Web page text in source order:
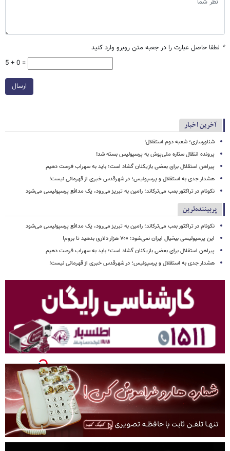
* لطفا حاصل عبارت را در جعبه متن روبرو وارد کنید
5 + 0 =
ارسال
آخرین اخبار
شناورسازی؛ شعبه دوم استقلال!
پرونده انتقال ستاره ملی‌پوش به پرسپولیس بسته شد!
پیراهن استقلال برای بعضی بازیکنان گشاد است؛ باید به سهراب فرصت دهیم
هشدار جدی به استقلال و پرسپولیس؛ در شهرقدس خبری از قهرمانی نیست!
نکونام در تراکتور بمب می‌ترکاند؛ رامین به تبریز می‌رود، یک مدافع پرسپولیسی می‌شود
پربیننده‌ترین
نکونام در تراکتور بمب می‌ترکاند؛ رامین به تبریز می‌رود، یک مدافع پرسپولیسی می‌شود
این پرسپولیسی بیخیال ایران نمی‌شود؛ ۷۰۰ هزار دلاری بدهید تا بروم!
پیراهن استقلال برای بعضی بازیکنان گشاد است؛ باید به سهراب فرصت دهیم
هشدار جدی به استقلال و پرسپولیس؛ در شهرقدس خبری از قهرمانی نیست!